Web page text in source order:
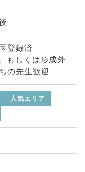
登録済
もしくは形成外
の先生歓迎
人気エリア